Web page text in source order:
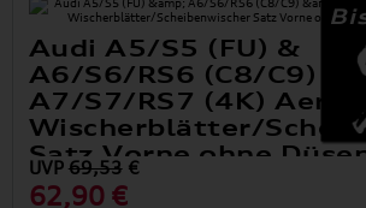
Audi A5/S5 (FU) &
A6/S6/RS6 (C8/C9) &
A7/S7/RS7 (4K) Aero-
Wischerblätter/
Satz Vorne ohne
4K1998002D
UVP 69,53€
62,90 €